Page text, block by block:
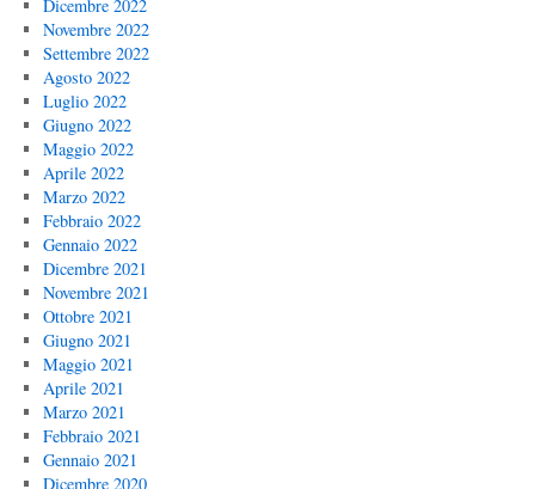
Dicembre 2022
Novembre 2022
Settembre 2022
Agosto 2022
Luglio 2022
Giugno 2022
Maggio 2022
Aprile 2022
Marzo 2022
Febbraio 2022
Gennaio 2022
Dicembre 2021
Novembre 2021
Ottobre 2021
Giugno 2021
Maggio 2021
Aprile 2021
Marzo 2021
Febbraio 2021
Gennaio 2021
Dicembre 2020